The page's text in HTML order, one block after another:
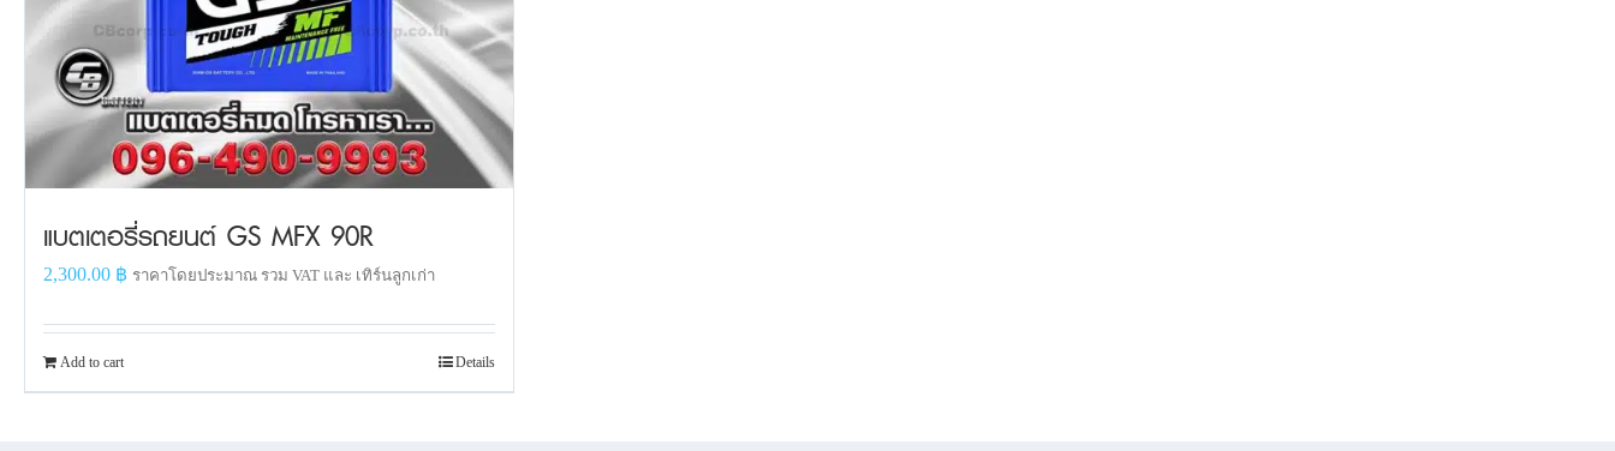
แบตเตอรี่รถยนต์ GS MFX 90R
2,300.00 ฿ ราคาโดยประมาณ รวม VAT และ เทิร์นลูกเก่า
Add to cart Details